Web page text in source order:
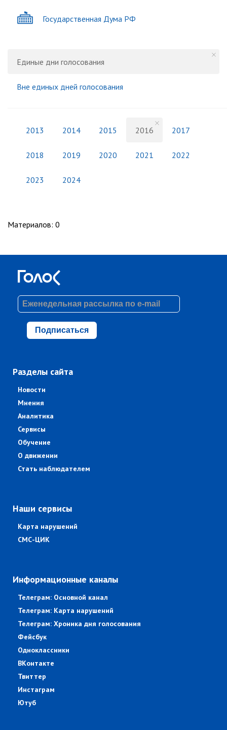
Государственная Дума РФ
Единые дни голосования
Вне единых дней голосования
2013 2014 2015 2016 2017
2018 2019 2020 2021 2022
2023 2024
Материалов: 0
Подписаться
Разделы сайта
Новости
Мнения
Аналитика
Сервисы
Обучение
О движении
Стать наблюдателем
Наши сервисы
Карта нарушений
СМС-ЦИК
Информационные каналы
Телеграм: Основной канал
Телеграм: Карта нарушений
Телеграм: Хроника дня голосования
Фейсбук
Одноклассники
ВКонтакте
Твиттер
Инстаграм
Ютуб